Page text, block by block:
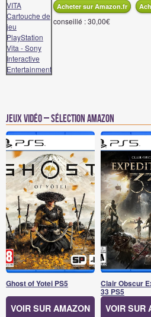
Acheter sur Amazon.fr
conseillé : 30,00€
Jeux vidéo – Sélection Amazon
Ghost of Yotei PS5
VOIR SUR AMAZON
Clair Obscur
33 PS5
VOIR SUR